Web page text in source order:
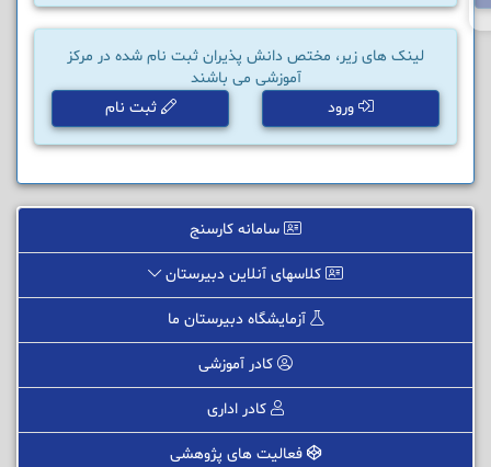
لینک های زیر، مختص دانش پذیران ثبت نام شده در مرکز
آموزشی می باشند
ورود
ثبت نام
سامانه کارسنج
کلاسهای آنلاین دبیرستان
آزمایشگاه دبیرستان ما
کادر آموزشی
کادر اداری
فعالیت های پژوهشی